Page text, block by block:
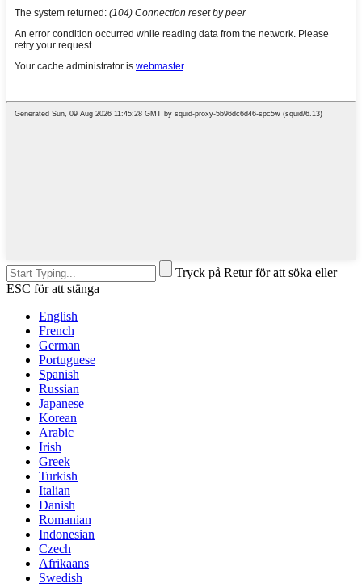
Tryck på Retur för att söka eller
ESC för att stänga
English
French
German
Portuguese
Spanish
Russian
Japanese
Korean
Arabic
Irish
Greek
Turkish
Italian
Danish
Romanian
Indonesian
Czech
Afrikaans
Swedish